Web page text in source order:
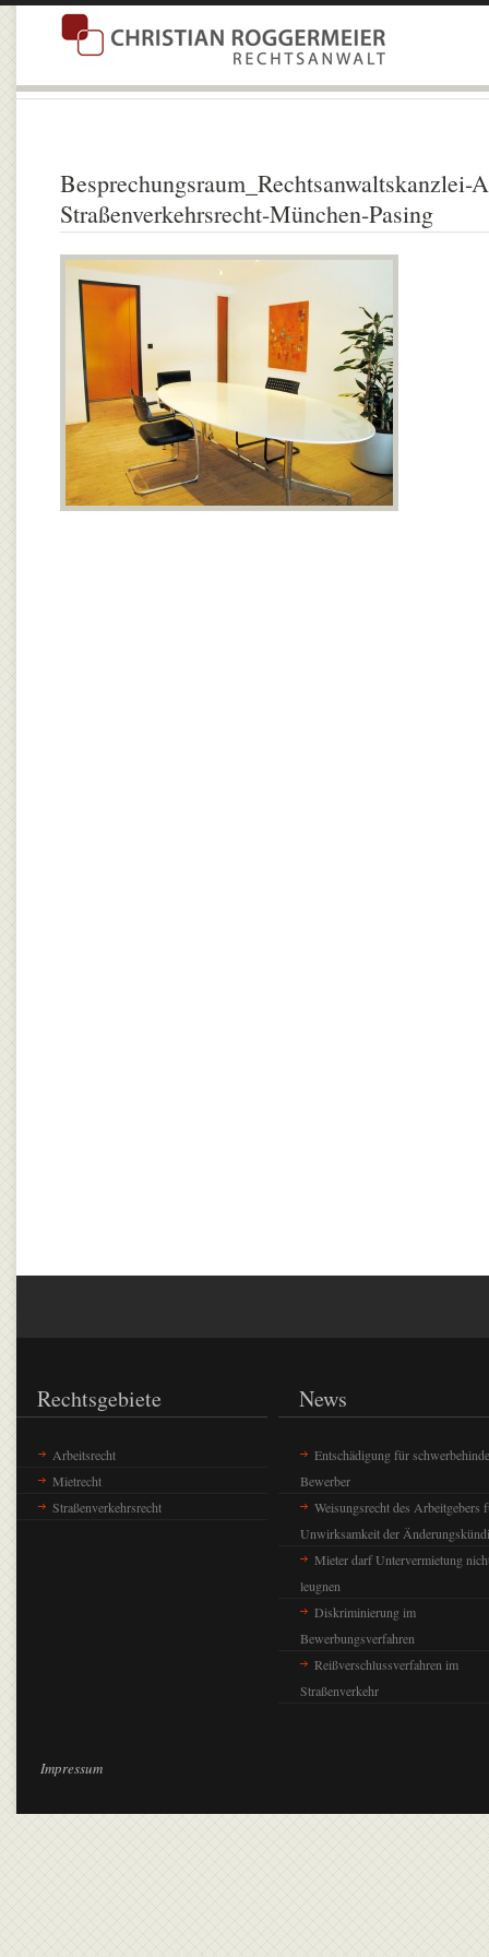
Straßenverkehrsrecht-München-Pasing
Rechtsgebiete
Arbeitsrecht
Mietrecht
Straßenverkehrsrecht
News
Entschädigung für
Bewerber
Weisungsrecht des Arbeitgebers
Unwirksamkeit der
Mieter darf Untervermietung
leugnen
Diskriminierung im
Bewerbungsverfahren
Reißverschlussverfahren im
Straßenverkehr
Impressum